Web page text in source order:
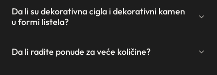
Da li su dekorativna cigla i dekorativni kamen
u formi listela?
Da li radite ponude za veće količine?